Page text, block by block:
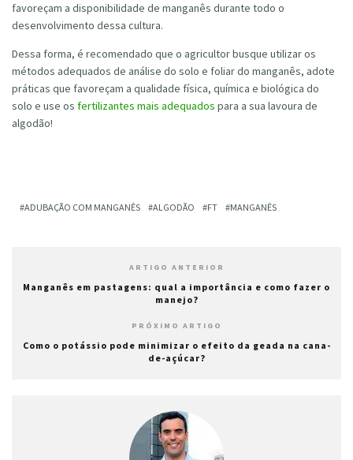
favoreçam a disponibilidade de manganês durante todo o
desenvolvimento dessa cultura.
Dessa forma, é recomendado que o agricultor busque utilizar os
métodos adequados de análise do solo e foliar do manganês, adote
práticas que favoreçam a qualidade física, química e biológica do
solo e use os fertilizantes mais adequados para a sua lavoura de
algodão!
ADUBAÇÃO COM MANGANÊS ALGODÃO FT MANGANÊS
ARTIGO ANTERIOR
Manganês em pastagens: qual a importância e como fazer o
manejo?
PRÓXIMO ARTIGO
Como o potássio pode minimizar o efeito da geada na cana-
de-açúcar?